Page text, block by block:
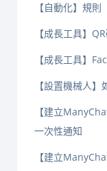
【自動化】規則
【成長工具】
【成長工具】
【設置機械人
【建立
一次性通知
【建立